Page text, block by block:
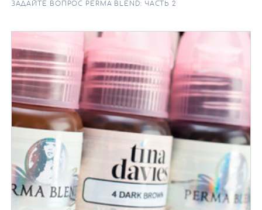
ЗАДАЙТЕ ВОПРОС PERMA BLEND: ЧАСТЬ 2